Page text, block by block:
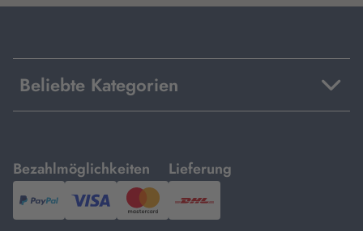
Beliebte Kategorien
Bezahlmöglichkeiten
mit
PayPal,Visa
und
Lieferung
mit
DHL.